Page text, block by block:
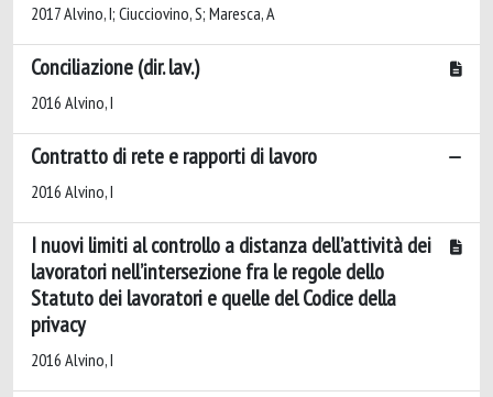
2017 Alvino, I; Ciucciovino, S; Maresca, A
Conciliazione (dir. lav.)
2016 Alvino, I
Contratto di rete e rapporti di lavoro
2016 Alvino, I
I nuovi limiti al controllo a distanza dell’attività dei
lavoratori nell’intersezione fra le regole dello
Statuto dei lavoratori e quelle del Codice della
privacy
2016 Alvino, I